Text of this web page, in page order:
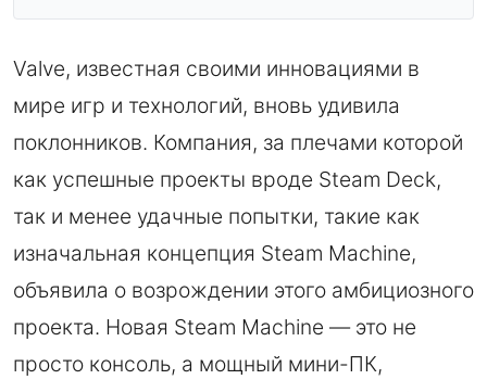
Valve, известная своими инновациями в
мире игр и технологий, вновь удивила
поклонников. Компания, за плечами которой
как успешные проекты вроде Steam Deck,
так и менее удачные попытки, такие как
изначальная концепция Steam Machine,
объявила о возрождении этого амбициозного
проекта. Новая Steam Machine — это не
просто консоль, а мощный мини-ПК,